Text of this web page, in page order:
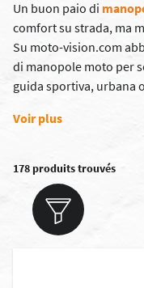
Un buon paio di
comfort su strada, ma
Su moto-vision.com
di manopole moto per
guida sportiva, urbana
Voir plus
178 produits trouvés